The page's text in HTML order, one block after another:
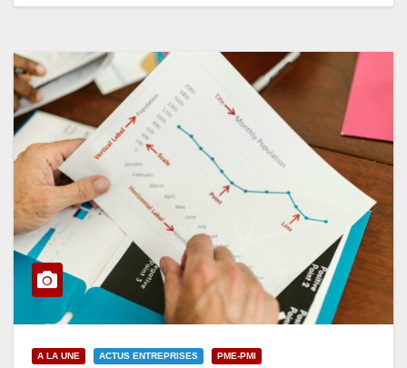
A LA UNE ACTUS ENTREPRISES PME-PMI